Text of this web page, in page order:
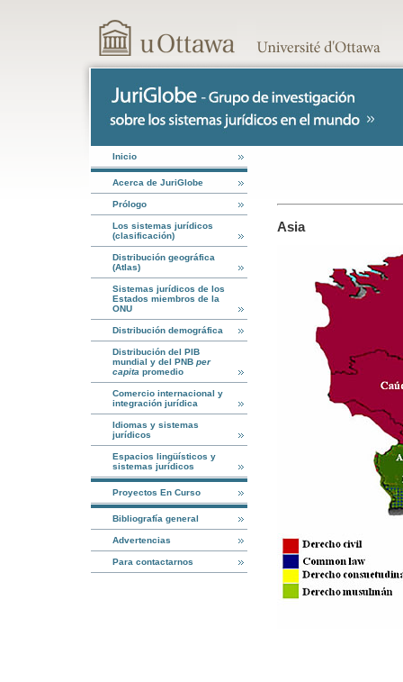
Inicio
Acerca de JuriGlobe
Prólogo
Los sistemas jurídicos
(clasificación)
Distribución geográfica
(Atlas)
Sistemas jurídicos de los
Estados miembros de la
ONU
Distribución demográfica
Distribución del PIB
mundial y del PNB per
capita promedio
Comercio internacional y
integración jurídica
Idiomas y sistemas
jurídicos
Espacios lingüísticos y
sistemas jurídicos
Proyectos En Curso
Bibliografía general
Advertencias
Para contactarnos
Asia